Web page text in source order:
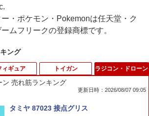
・ポケモン・Pokemonは任天堂・ク
ムフリークの登録商標です。
ング
【当店独自で＋P10倍★要エントリー】
ィギュア
ねんどろいど オーバーウォッチ トール
トイガン
スパークキャップ POWER CAP 8連発
ラジコン・ドローン
売れ筋ランキング
更新日時：2026/08/07 09:05
タミヤ 87023 接点グリス